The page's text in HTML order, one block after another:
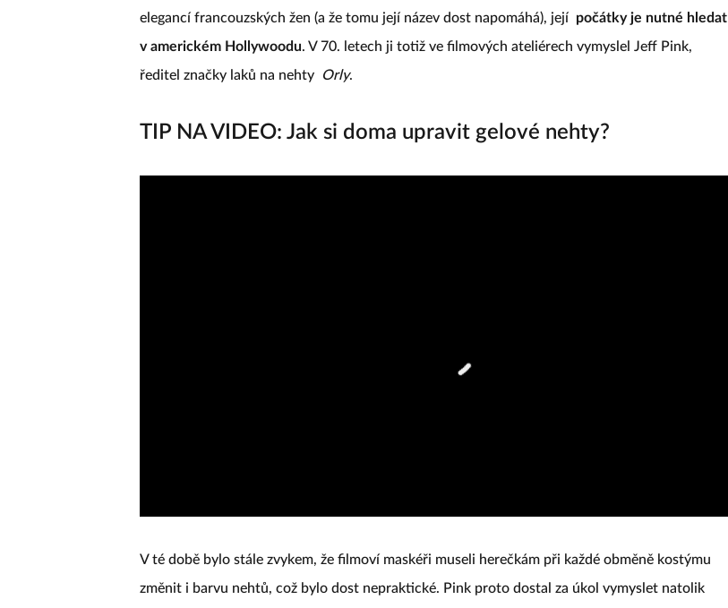
elegancí francouzských žen (a že tomu její název dost napomáhá), její počátky je nutné hledat
v americkém Hollywoodu. V 70. letech ji totiž ve filmových ateliérech vymyslel Jeff Pink,
ředitel značky laků na nehty
Orly.
TIP NA VIDEO: Jak si doma upravit gelové nehty?
V té době bylo stále zvykem, že filmoví maskéři museli herečkám při každé obměně kostýmu
změnit i barvu nehtů, což bylo dost nepraktické. Pink proto dostal za úkol vymyslet natolik